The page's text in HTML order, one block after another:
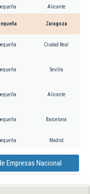
Alicante
Zaragoza
Ciudad Real
Sevilla
Alicante
Barcelona
Madrid
Empresas Nacional